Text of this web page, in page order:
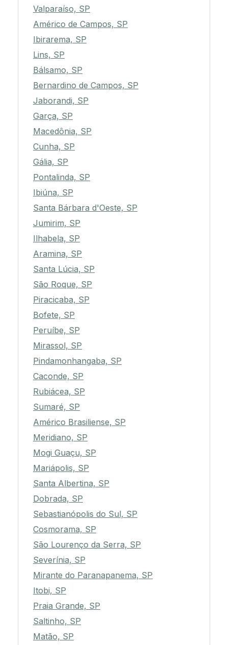
Valparaíso, SP
Américo de Campos, SP
Ibirarema, SP
Lins, SP
Bálsamo, SP
Bernardino de Campos, SP
Jaborandi, SP
Garça, SP
Macedônia, SP
Cunha, SP
Gália, SP
Pontalinda, SP
Ibiúna, SP
Santa Bárbara d'Oeste, SP
Jumirim, SP
Ilhabela, SP
Aramina, SP
Santa Lúcia, SP
São Roque, SP
Piracicaba, SP
Bofete, SP
Peruíbe, SP
Mirassol, SP
Pindamonhangaba, SP
Caconde, SP
Rubiácea, SP
Sumaré, SP
Américo Brasiliense, SP
Meridiano, SP
Mogi Guaçu, SP
Mariápolis, SP
Santa Albertina, SP
Dobrada, SP
Sebastianópolis do Sul, SP
Cosmorama, SP
São Lourenço da Serra, SP
Severínia, SP
Mirante do Paranapanema, SP
Itobi, SP
Praia Grande, SP
Saltinho, SP
Matão, SP